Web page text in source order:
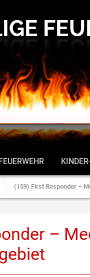
(159) First Responder –
–